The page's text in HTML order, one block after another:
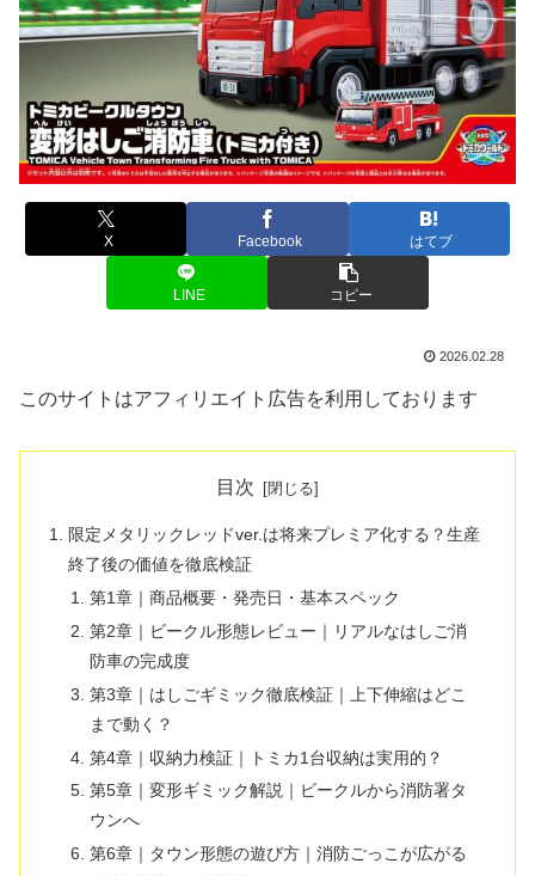
X Facebook はてブ
LINE コピー
2026.02.28
このサイトはアフィリエイト広告を利用しております
目次
限定メタリックレッドver.は将来プレミア化する？生産
終了後の価値を徹底検証
第1章｜商品概要・発売日・基本スペック
第2章｜ビークル形態レビュー｜リアルなはしご消
防車の完成度
第3章｜はしごギミック徹底検証｜上下伸縮はどこ
まで動く？
第4章｜収納力検証｜トミカ1台収納は実用的？
第5章｜変形ギミック解説｜ビークルから消防署タ
ウンへ
第6章｜タウン形態の遊び方｜消防ごっこが広がる